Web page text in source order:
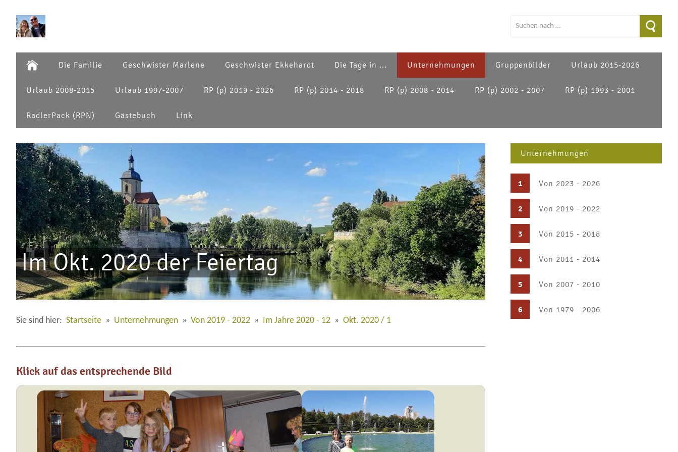
Die Familie Geschwister Marlene Geschwister Ekkehardt Die Tage in ... Unternehmungen Gruppenbilder Urlaub 2015-2026
Urlaub 2008-2015 Urlaub 1997-2007 RP (p) 2019 - 2026 RP (p) 2014 - 2018 RP (p) 2008 - 2014 RP (p) 2002 - 2007 RP (p) 1993 - 2001
RadlerPack (RPN) Gästebuch Link
Unternehmungen
1 Von 2023 - 2026
2 Von 2019 - 2022
3 Von 2015 - 2018
4 Von 2011 - 2014
5 Von 2007 - 2010
6 Von 1979 - 2006
Im Okt. 2020 der Feiertag
Sie sind hier: Startseite » Unternehmungen » Von 2019 - 2022 » Im Jahre 2020 - 12 » Okt. 2020 / 1
Klick auf das entsprechende Bild